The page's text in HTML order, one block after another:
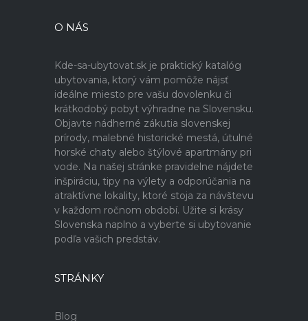
O NÁS
Kde-sa-ubytovat.sk je praktický katalóg
ubytovania, ktorý vám pomôže nájsť
ideálne miesto pre vašu dovolenku či
krátkodobý pobyt výhradne na Slovensku.
Objavte nádherné zákutia slovenskej
prírody, malebné historické mestá, útulné
horské chaty alebo štýlové apartmány pri
vode. Na našej stránke pravidelne nájdete
inšpiráciu, tipy na výlety a odporúčania na
atraktívne lokality, ktoré stoja za návštevu
v každom ročnom období. Užite si krásy
Slovenska naplno a vyberte si ubytovanie
podľa vašich predstáv.
STRÁNKY
Blog